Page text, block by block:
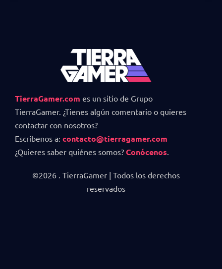
TierraGamer.com es un sitio de Grupo
TierraGamer. ¿Tienes algún comentario o quieres
contactar con nosotros?
Escríbenos a: contacto@tierragamer.com
¿Quieres saber quiénes somos? Conócenos.
©2026 . TierraGamer | Todos los derechos
reservados